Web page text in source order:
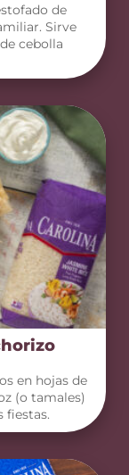
de
Sirve
cebolla
en hojas de
(o tamales)
fiestas.